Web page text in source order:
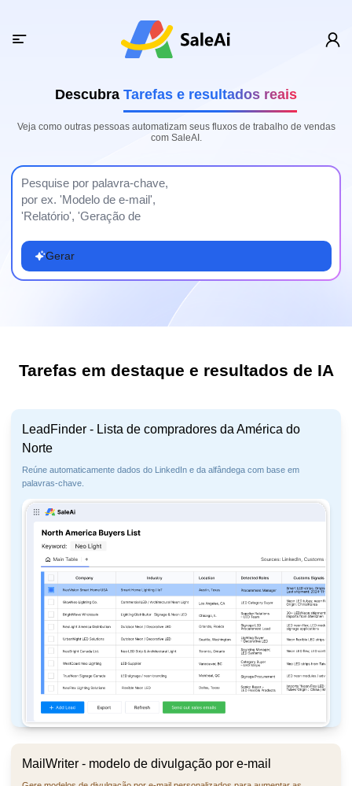
Descubra Tarefas e resultados reais
Veja como outras pessoas automatizam seus fluxos de trabalho de vendas
com SaleAI.
Gerar
Tarefas em destaque e resultados de IA
LeadFinder - Lista de compradores da América do
Norte
Reúne automaticamente dados do LinkedIn e da alfândega com base em
palavras-chave.
MailWriter - modelo de divulgação por e-mail